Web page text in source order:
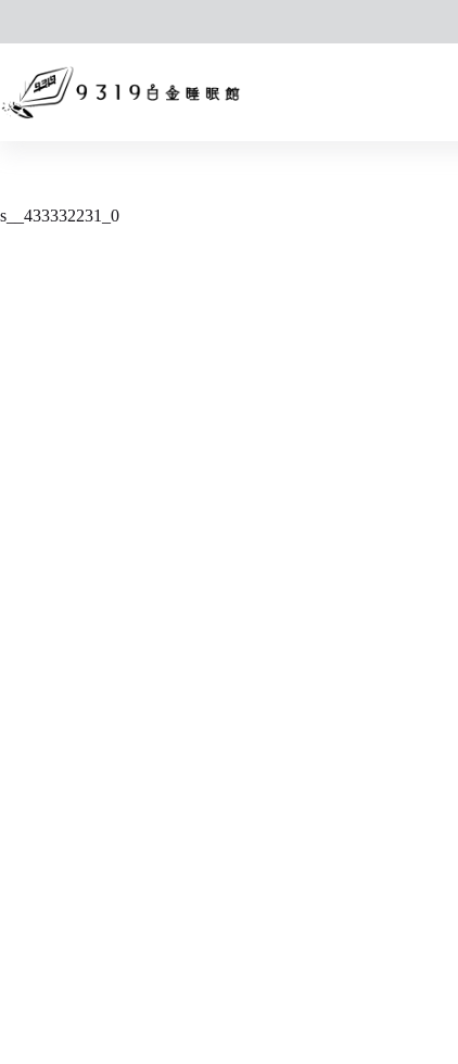
主
要
s__433332231_0